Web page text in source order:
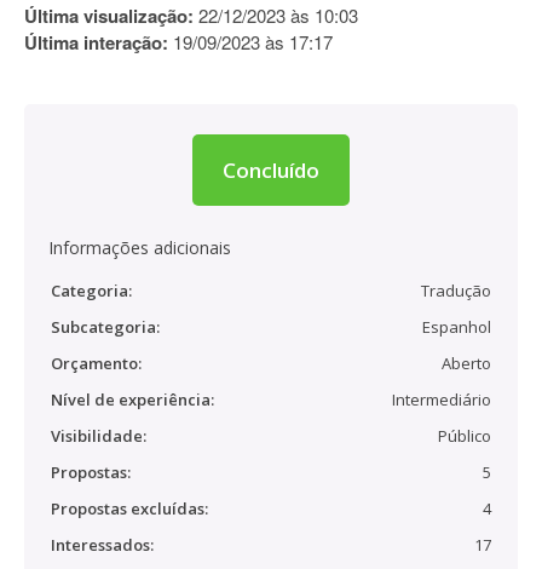
Última visualização: 22/12/2023 às 10:03
Última interação: 19/09/2023 às 17:17
Concluído
Informações adicionais
Categoria:
Tradução
Subcategoria:
Espanhol
Orçamento:
Aberto
Nível de experiência:
Intermediário
Visibilidade:
Público
Propostas:
5
Propostas excluídas:
4
Interessados:
17